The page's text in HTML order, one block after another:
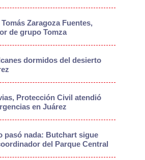
Tomás Zaragoza Fuentes,
de grupo Tomza
dormidos del desierto
Protección Civil atendió
en Juárez
pasó nada: Butchart sigue
del Parque Central